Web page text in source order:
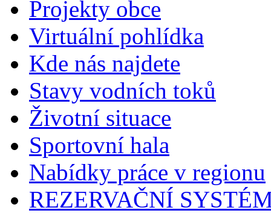
Projekty obce
Virtuální pohlídka
Kde nás najdete
Stavy vodních toků
Životní situace
Sportovní hala
Nabídky práce v regionu
REZERVAČNÍ